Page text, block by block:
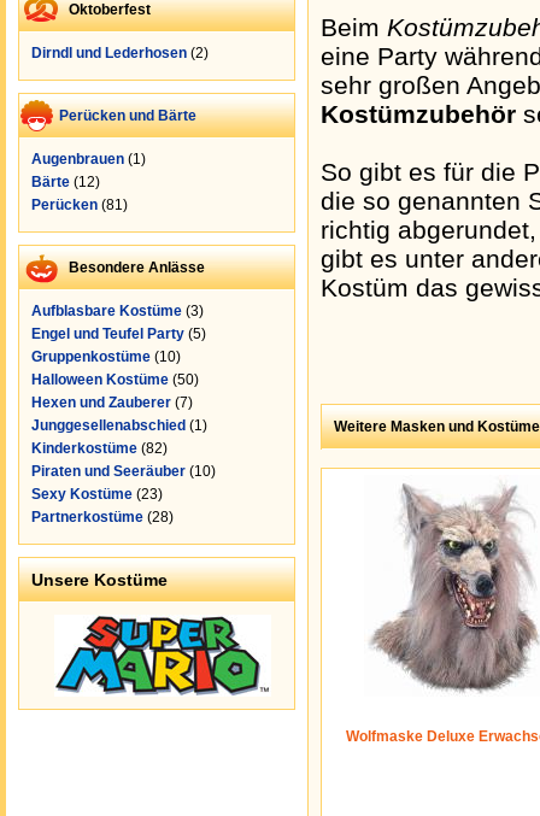
Oktoberfest
Dirndl und Lederhosen (2)
Perücken und Bärte
Augenbrauen (1)
Bärte (12)
Perücken (81)
Besondere Anlässe
Aufblasbare Kostüme (3)
Engel und Teufel Party (5)
Gruppenkostüme (10)
Halloween Kostüme (50)
Hexen und Zauberer (7)
Junggesellenabschied (1)
Kinderkostüme (82)
Piraten und Seeräuber (10)
Sexy Kostüme (23)
Partnerkostüme (28)
Unsere Kostüme
Beim
eine Party
sehr großen
Kostümzubehör
So gibt es für die
die so genannten
richtig
gibt es unter
Kostüm das
Weitere Masken und
Wolfmaske Deluxe